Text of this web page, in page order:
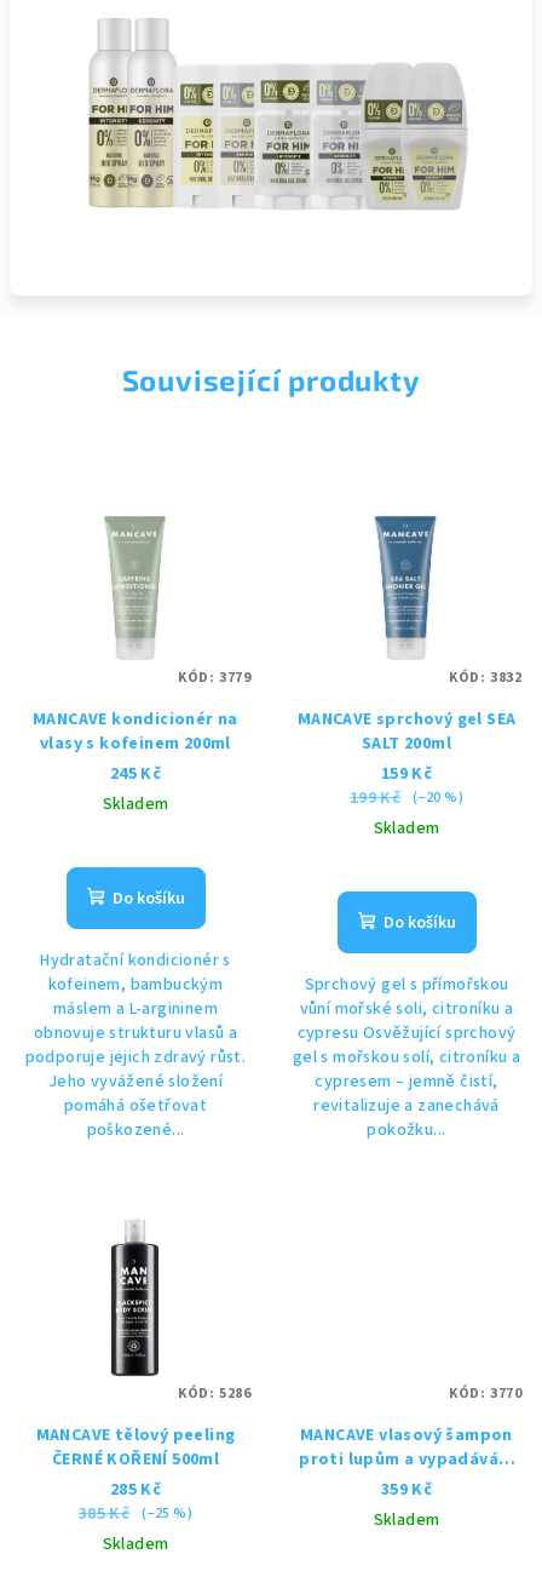
Související produkty
MANCAVE kondicionér na
vlasy s kofeinem 200ml
245 Kč
Skladem
Do košíku
Hydratační kondicionér s
kofeinem, bambuckým
máslem a L-argininem
obnovuje strukturu vlasů a
podporuje jejich zdravý růst.
Jeho vyvážené složení
pomáhá ošetřovat
poškozené...
KÓD: 3779
MANCAVE sprchový gel SEA
SALT 200ml
159 Kč
199 Kč (–20 %)
Skladem
Do košíku
Sprchový gel s přímořskou
vůní mořské soli, citroníku a
cypresu Osvěžující sprchový
gel s mořskou solí, citroníku a
cypresem – jemně čistí,
revitalizuje a zanechává
pokožku...
KÓD: 3832
MANCAVE tělový peeling
ČERNÉ KOŘENÍ 500ml
285 Kč
385 Kč (–25 %)
Skladem
KÓD: 5286
MANCAVE vlasový šampon
proti lupům a vypadávání
vlasů 350ml
359 Kč
Skladem
KÓD: 3770